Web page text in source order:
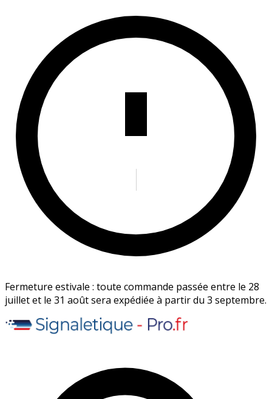
Fermeture estivale : toute commande passée entre le 28
juillet et le 31 août sera expédiée à partir du 3 septembre.